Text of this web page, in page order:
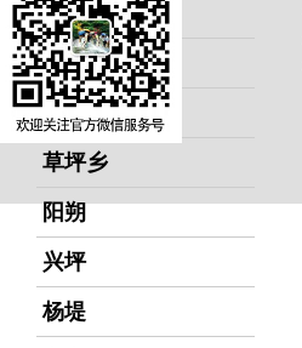
花江
马河
潮田河
草坪乡
阳朔
兴坪
杨堤